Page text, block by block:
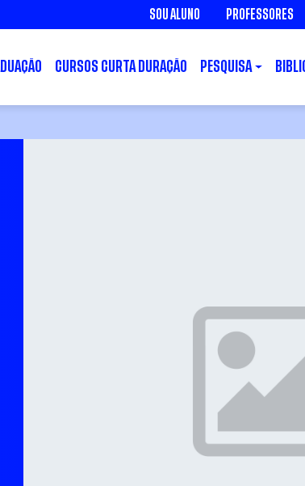
SOU ALUNO PROFESSORES
CURSOS CURTA DURAÇÃO PESQUISA